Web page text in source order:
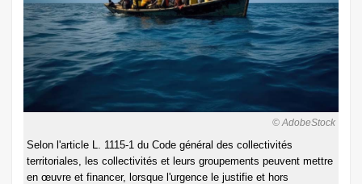
© AdobeStock
Selon l'article L. 1115-1 du Code général des collectivités
territoriales, les collectivités et leurs groupements peuvent mettre
en œuvre et financer, lorsque l'urgence le justifie et hors